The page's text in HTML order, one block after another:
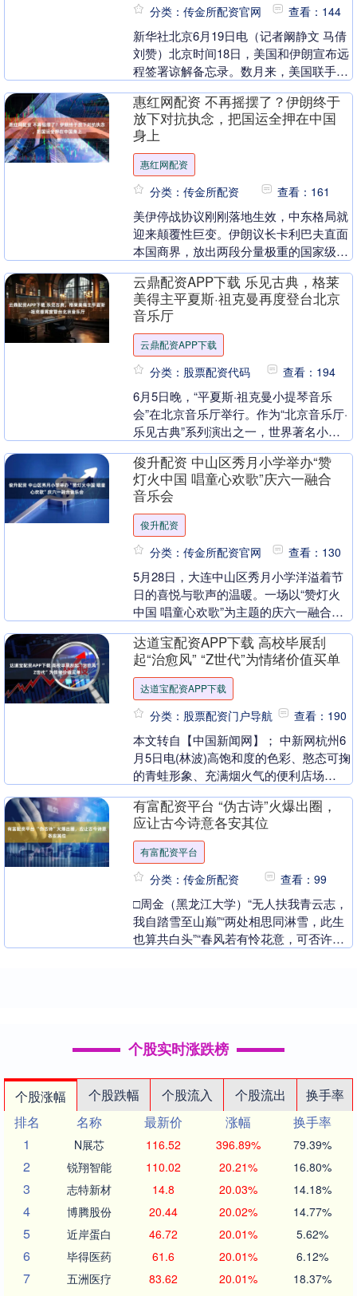
分类：传金所配资官网 查看：144
新华社北京6月19日电（记者阚静文 马倩
刘赞）北京时间18日，美国和伊朗宣布远
程签署谅解备忘录。数月来，美国联手以
僵局，由....
惠红网配资 不再摇摆了？伊朗终于
放下对抗执念，把国运全押在中国
身上
惠红网配资
分类：传金所配资 查看：161
美伊停战协议刚刚落地生效，中东格局就
迎来颠覆性巨变。伊朗议长卡利巴夫直面
本国商界，放出两段分量极重的国家级表
来就是：伊朗不打....
云鼎配资APP下载 乐见古典，格莱
美得主平夏斯·祖克曼再度登台北京
音乐厅
云鼎配资APP下载
分类：股票配资代码 查看：194
6月5日晚，“平夏斯·祖克曼小提琴音乐
会”在北京音乐厅举行。作为“北京音乐厅·
乐见古典”系列演出之一，世界著名小提
手钢琴家....
俊升配资 中山区秀月小学举办“赞
灯火中国 唱童心欢歌”庆六一融合
音乐会
俊升配资
分类：传金所配资官网 查看：130
5月28日，大连中山区秀月小学洋溢着节
日的喜悦与歌声的温暖。一场以“赞灯火
中国 唱童心欢歌”为主题的庆六一融合音
为主线，深入....
达道宝配资APP下载 高校毕展刮
起“治愈风” “Z世代”为情绪价值买单
达道宝配资APP下载
分类：股票配资门户导航 查看：190
本文转自【中国新闻网】； 中新网杭州6
月5日电(林波)高饱和度的色彩、憨态可掬
的青蛙形象、充满烟火气的便利店场
一间名为“吉蛙....
有富配资平台 “伪古诗”火爆出圈，
应让古今诗意各安其位
有富配资平台
分类：传金所配资 查看：99
□周金（黑龙江大学）“无人扶我青云志，
我自踏雪至山巅”“两处相思同淋雪，此生
也算共白头”“春风若有怜花意，可否许我
个股实时涨跌榜
个股涨幅 个股跌幅 个股流入 个股流出
换手率
排名
名称 最新价 涨幅
换手率
1
N展芯 116.52 396.89% 79.39%
2 锐翔智能 110.02 20.21% 16.80%
3 志特新材 14.8 20.03% 14.18%
4 博腾股份 20.44 20.02% 14.77%
5 近岸蛋白 46.72 20.01% 5.62%
6 毕得医药 61.6 20.01% 6.12%
7 五洲医疗 83.62 20.01% 18.37%